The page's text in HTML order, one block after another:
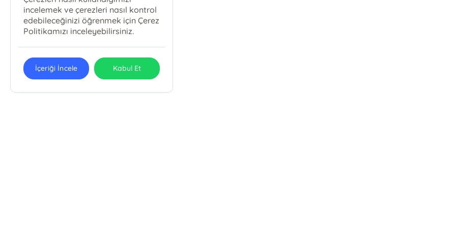
incelemek ve çerezleri nasıl kontrol
edebileceğinizi öğrenmek için Çerez
Politikamızı inceleyebilirsiniz.
İçeriği İncele Kabul Et